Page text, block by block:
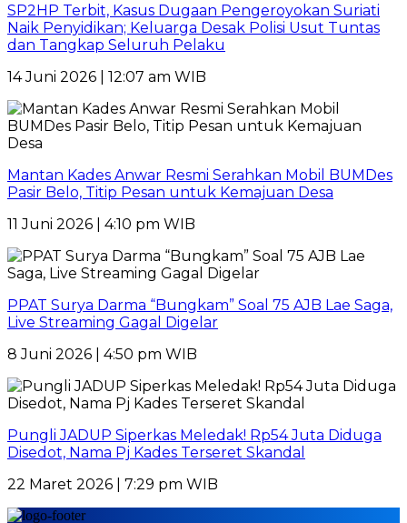
SP2HP Terbit, Kasus Dugaan Pengeroyokan Suriati
Naik Penyidikan; Keluarga Desak Polisi Usut Tuntas
dan Tangkap Seluruh Pelaku
14 Juni 2026 | 12:07 am WIB
Mantan Kades Anwar Resmi Serahkan Mobil BUMDes
Pasir Belo, Titip Pesan untuk Kemajuan Desa
11 Juni 2026 | 4:10 pm WIB
PPAT Surya Darma “Bungkam” Soal 75 AJB Lae Saga,
Live Streaming Gagal Digelar
8 Juni 2026 | 4:50 pm WIB
Pungli JADUP Siperkas Meledak! Rp54 Juta Diduga
Disedot, Nama Pj Kades Terseret Skandal
22 Maret 2026 | 7:29 pm WIB